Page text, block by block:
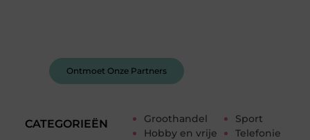
CATEGORIEËN
Groothandel
Hobby en vrije
Sport
Telefonie
Ontmoet Onze Partners